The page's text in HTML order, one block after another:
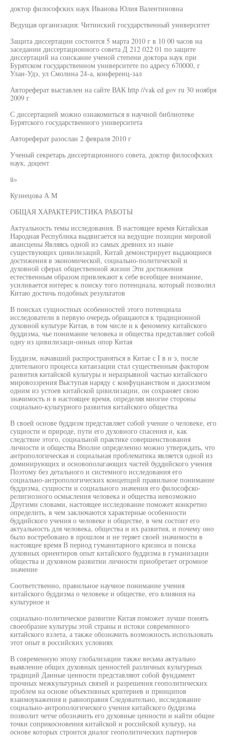
доктор философских наук Иванова Юлия Валентиновна
Ведущая организация: Читинский государственный университет
Защита диссертации состоится 5 марта 2010 г в 10 00 часов на
заседании диссертационного совета Д 212 022 01 по защите
диссертаций на соискание ученой степени доктора наук при
Бурятском государственном университете по адресу 670000, г
Улан-Удэ, ул Смолина 24-а, конференц-зал
Автореферат выставлен на сайте ВАК http //vak ed gov ru 30 ноября
2009 г
С диссертацией можно ознакомиться в научной библиотеке
Бурятского государственного университета
Автореферат разослан 2 февраля 2010 г
Ученый секретарь диссертационного совета, доктор философских
наук, доцент
ü»
Кузнецова А М
ОБЩАЯ ХАРАКТЕРИСТИКА РАБОТЫ
Актуальность темы исследования. В настоящее время Китайская
Народная Республика выдвигается на ведущие позиции мировой
авансцены Являясь одной из самых древних из ныне
существующих цивилизаций, Китай демонстрирует выдающиеся
достижения в экономической, социально-политической и
духовной сферах общественной жизни Эти достижения
естественным образом привлекают к себе всеобщее внимание,
усиливается интерес к поиску того потенциала, который позволил
Китаю достичь подобных результатов
В поисках сущностных особенностей этого потенциала
исследователи в первую очередь обращаются к традиционной
духовной культуре Китая, в том числе и к феномену китайского
буддизма, чье понимание человека и общества представляет собой
одну из цивилизаци-онных опор Китая
Буддизм, начавший распространяться в Китае с I в н э, после
длительного процесса китаизации стал существенным фактором
развития китайской культуры и неразрывной частью китайского
мировоззрения Выступая наряду с конфуцианством и даосизмом
одним из устоев китайской цивилизации, он сохраняет свою
значимость и в настоящее время, определяя многие стороны
социально-культурного развития китайского общества
В своей основе буддизм представляет собой учение о человеке, его
сущности и природе, пути его духовного спасения и, как
следствие этого, социальной практике совершенствования
личности и общества Вполне определенно можно утверждать, что
антропологическая и социальная проблематика является одной из
доминирующих и основополагающих частей буддийского учения
Поэтому без детального и системного исследования его
социально-антропологических концепций правильное понимание
буддизма, сущности и социального значения его философско-
религиозного осмысления человека и общества невозможно
Другими словами, настоящее исследование поможет конкретно
определить, в чем заключаются характерные особенности
буддийского учения о человеке и обществе, в чем состоит его
актуальность для человека, общества и их развития, и почему оно
было востребовано в прошлом и не теряет своей значимости в
настоящее время В период гуманитарного кризиса и поиска
духовных ориентиров опыт китайского буддизма в гуманизации
общества и духовном развитии личности приобретает огромное
значение
Соответственно, правильное научное понимание учения
китайского буддизма о человеке и обществе, его влияния на
культурное и
социально-политическое развитие Китая поможет лучше понять
своеобразие культуры этой страны и истоки современного
китайского взлета, а также обозначить возможность использовать
этот опыт в российских условиях
В современную эпоху глобализации также весьма актуально
выявление общих духовных ценностей различных культурных
традиций Данные ценности представляют собой фундамент
прочных межкультурных связей и разрешения геополитических
проблем на основе объективных критериев и принципов
взаимоуважения и равноправия Следовательно, исследование
социально-антропологического учения китайского буддизма
позволит четче обозначить его духовные ценности и найти общие
точки соприкосновения китайской и российской культур, на
основе которых строится диалог геополитических партнеров